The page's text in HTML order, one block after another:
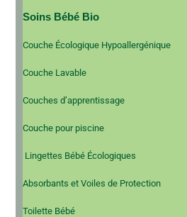
Soins Bébé Bio
Couche Écologique Hypoallergénique
Couche Lavable
Couches d’apprentissage
Couche pour piscine
Lingettes Bébé Écologiques
Absorbants et Voiles de Protection
Toilette Bébé